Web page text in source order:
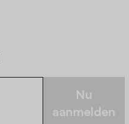
Nu
aanmelden